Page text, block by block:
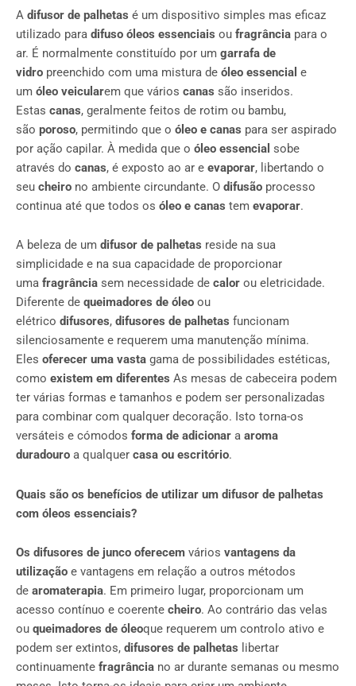
A difusor de palhetas é um dispositivo simples mas eficaz
utilizado para difuso óleos essenciais ou fragrância para o
ar. É normalmente constituído por um garrafa de
vidro preenchido com uma mistura de óleo essencial e
um óleo veicularem que vários canas são inseridos.
Estas canas, geralmente feitos de rotim ou bambu,
são poroso, permitindo que o óleo e canas para ser aspirado
por ação capilar. À medida que o óleo essencial sobe
através do canas, é exposto ao ar e evaporar, libertando o
seu cheiro no ambiente circundante. O difusão processo
continua até que todos os óleo e canas tem evaporar.
A beleza de um difusor de palhetas reside na sua
simplicidade e na sua capacidade de proporcionar
uma fragrância sem necessidade de calor ou eletricidade.
Diferente de queimadores de óleo ou
elétrico difusores, difusores de palhetas funcionam
silenciosamente e requerem uma manutenção mínima.
Eles oferecer uma vasta gama de possibilidades estéticas,
como existem em diferentes As mesas de cabeceira podem
ter várias formas e tamanhos e podem ser personalizadas
para combinar com qualquer decoração. Isto torna-os
versáteis e cómodos forma de adicionar a aroma
duradouro a qualquer casa ou escritório.
Quais são os benefícios de utilizar um difusor de palhetas
com óleos essenciais?
Os difusores de junco oferecem vários vantagens da
utilização e vantagens em relação a outros métodos
de aromaterapia. Em primeiro lugar, proporcionam um
acesso contínuo e coerente cheiro. Ao contrário das velas
ou queimadores de óleoque requerem um controlo ativo e
podem ser extintos, difusores de palhetas libertar
continuamente fragrância no ar durante semanas ou mesmo